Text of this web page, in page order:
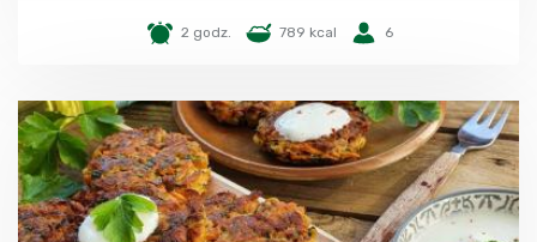
2 godz. 789 kcal 6